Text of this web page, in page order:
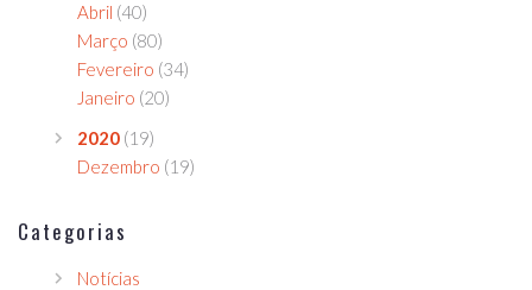
Abril (40)
Março (80)
Fevereiro (34)
Janeiro (20)
2020 (19)
Dezembro (19)
Categorias
Notícias